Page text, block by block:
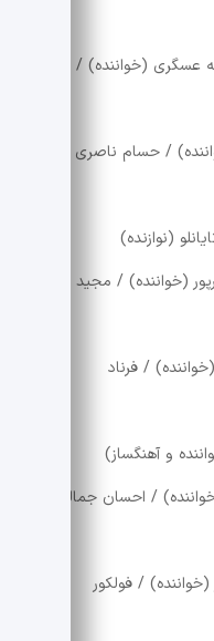
عسگری (خواننده) /
/ حسام ناصری
(نوازنده)
(خواننده) / مجید
/ فرناد
و آهنگساز)
/ احسان جمالی
/ فولکور